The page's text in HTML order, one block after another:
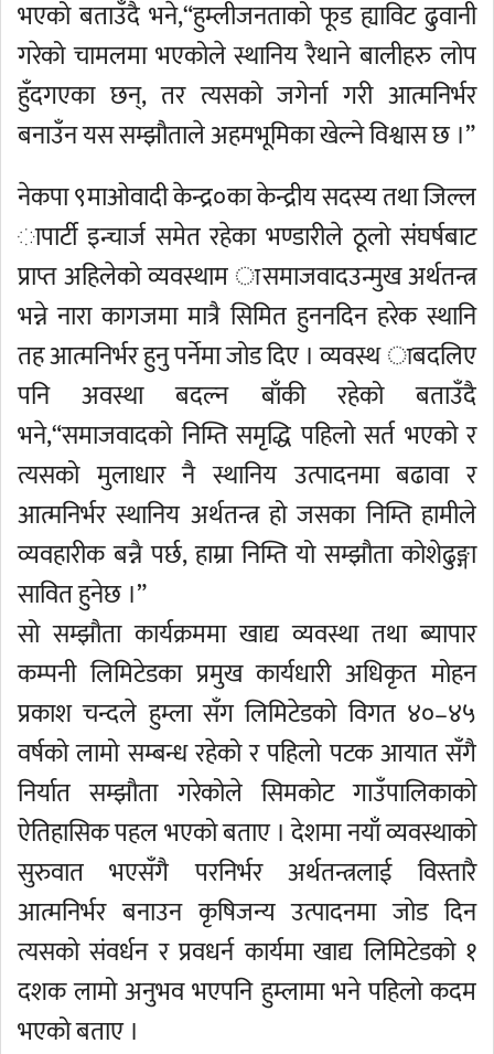
भएको बताउँदै भने,“हुम्लीजनताको फूड ह्याविट ढुवानी
गरेको चामलमा भएकोले स्थानिय रैथाने बालीहरु लोप
हुँदगएका छन्, तर त्यसको जगेर्ना गरी आत्मनिर्भर
बनाउँन यस सम्झौताले अहमभूमिका खेल्ने विश्वास छ ।”
नेकपा ९माओवादी केन्द्र०का केन्द्रीय सदस्य तथा जिल्ल
ापार्टी इन्चार्ज समेत रहेका भण्डारीले ठूलो संघर्षबाट
प्राप्त अहिलेको व्यवस्थाम ासमाजवादउन्मुख अर्थतन्त्र
भन्ने नारा कागजमा मात्रै सिमित हुननदिन हरेक स्थानि
तह आत्मनिर्भर हुनु पर्नेमा जोड दिए । व्यवस्थ ाबदलिए
पनि अवस्था बदल्न बाँकी रहेको बताउँदै
भने,“समाजवादको निम्ति समृद्धि पहिलो सर्त भएको र
त्यसको मुलाधार नै स्थानिय उत्पादनमा बढावा र
आत्मनिर्भर स्थानिय अर्थतन्त्र हो जसका निम्ति हामीले
व्यवहारीक बन्नै पर्छ, हाम्रा निम्ति यो सम्झौता कोशेढुङ्गा
सावित हुनेछ ।”
सो सम्झौता कार्यक्रममा खाद्य व्यवस्था तथा ब्यापार
कम्पनी लिमिटेडका प्रमुख कार्यधारी अधिकृत मोहन
प्रकाश चन्दले हुम्ला सँग लिमिटेडको विगत ४०–४५
वर्षको लामो सम्बन्ध रहेको र पहिलो पटक आयात सँगै
निर्यात सम्झौता गरेकोले सिमकोट गाउँपालिकाको
ऐतिहासिक पहल भएको बताए । देशमा नयाँ व्यवस्थाको
सुरुवात भएसँगै परनिर्भर अर्थतन्त्रलाई विस्तारै
आत्मनिर्भर बनाउन कृषिजन्य उत्पादनमा जोड दिन
त्यसको संवर्धन र प्रवधर्न कार्यमा खाद्य लिमिटेडको १
दशक लामो अनुभव भएपनि हुम्लामा भने पहिलो कदम
भएको बताए ।